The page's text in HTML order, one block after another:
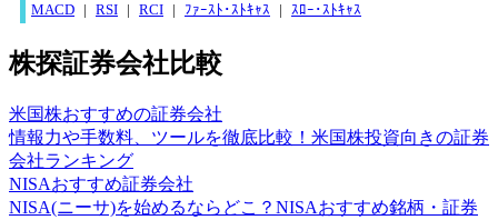
MACD | RSI | RCI | ﾌｧｰｽﾄ･ｽﾄｷｬｽ | ｽﾛｰ･ｽﾄｷｬｽ
株探証券会社比較
米国株おすすめの証券会社
情報力や手数料、ツールを徹底比較！米国株投資向きの証券
会社ランキング
NISAおすすめ証券会社
NISA(ニーサ)を始めるならどこ？NISAおすすめ銘柄・証券